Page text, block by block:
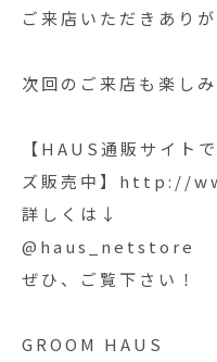
ご来店いただきあり
次回のご来店も楽し
【HAUS通販サイト
ズ販売中】http://
詳しくは↓
@haus_netstore
ぜひ、ご覧下さい！
GROOM HAUS